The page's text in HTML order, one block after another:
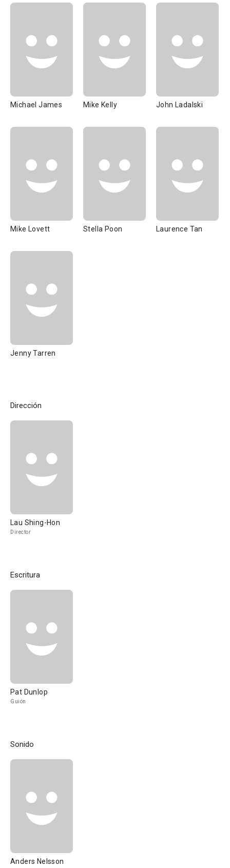
Michael James Mike Kelly John Ladalski
Mike Lovett Stella Poon Laurence Tan
Jenny Tarren
Dirección
Lau Shing-Hon
Director
Escritura
Pat Dunlop
Guión
Sonido
Anders Nelsson